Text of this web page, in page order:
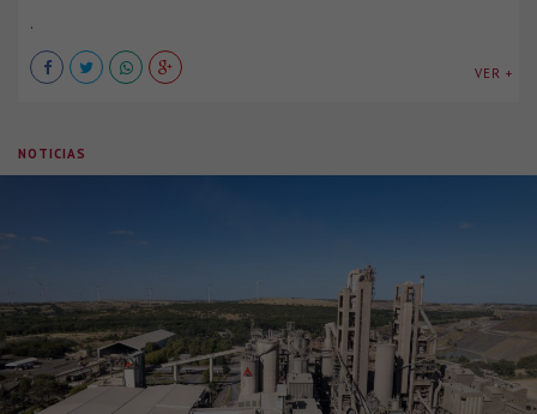
.
VER +
NOTICIAS